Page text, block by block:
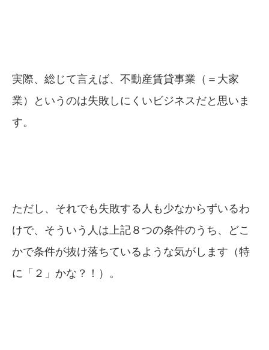
実際、総じて言えば、不動産賃貸事業（＝大家
業）というのは失敗しにくいビジネスだと思いま
す。
ただし、それでも失敗する人も少なからずいるわ
けで、そういう人は上記８つの条件のうち、どこ
かで条件が抜け落ちているような気がします（特
に「２」かな？！）。